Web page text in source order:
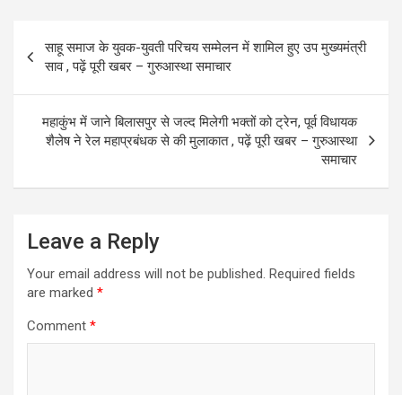
o
o
k
o
d
o
n
e
navigation
साहू समाज के युवक-युवती परिचय सम्मेलन में शामिल हुए उप मुख्यमंत्री
साव , पढ़ें पूरी खबर – गुरुआस्था समाचार
महाकुंभ में जाने बिलासपुर से जल्द मिलेगी भक्तों को ट्रेन, पूर्व विधायक
शैलेष ने रेल महाप्रबंधक से की मुलाकात , पढ़ें पूरी खबर – गुरुआस्था
समाचार
Leave a Reply
Your email address will not be published. Required fields
are marked *
Comment *